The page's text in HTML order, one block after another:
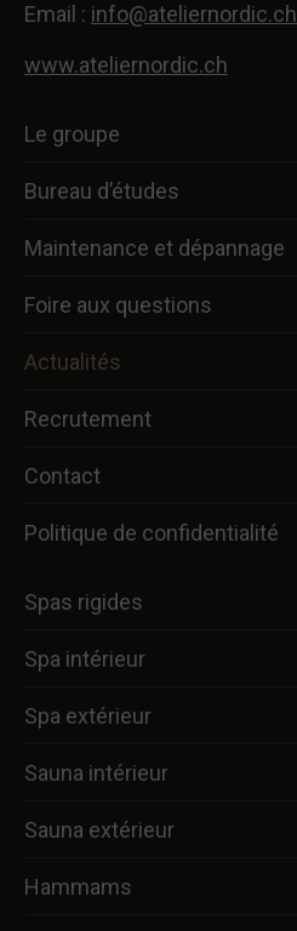
Email : info@ateliernordic.ch
www.ateliernordic.ch
Le groupe
Bureau d’études
Maintenance et dépannage
Foire aux questions
Actualités
Recrutement
Contact
Politique de confidentialité
Spas rigides
Spa intérieur
Spa extérieur
Sauna intérieur
Sauna extérieur
Hammams